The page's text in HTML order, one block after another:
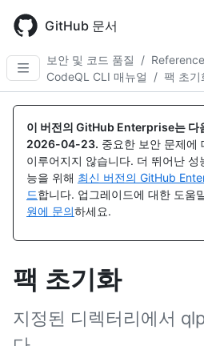
main
content
GitHub 문서
보안 및 코드 품질 / Reference
CodeQL CLI 매뉴얼
/ 팩 초기
이 버전의 GitHub Enterprise는 다
2026-04-23. 중요한 보안 문제에
이루어지지 않습니다. 더 뛰어난 성
능을 위해 최신 버전의 GitHub
드합니다. 업그레이드에 대한 도움
원에 문의하세요.
팩 초기화
지정된 디렉터리에서